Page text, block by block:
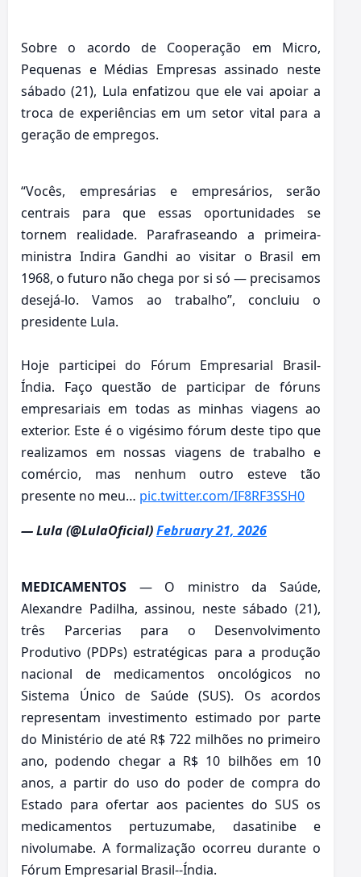
Sobre o acordo de Cooperação em Micro,
Pequenas e Médias Empresas assinado neste
sábado (21), Lula enfatizou que ele vai apoiar a
troca de experiências em um setor vital para a
geração de empregos.
“Vocês, empresárias e empresários, serão
centrais para que essas oportunidades se
tornem realidade. Parafraseando a primeira-
ministra Indira Gandhi ao visitar o Brasil em
1968, o futuro não chega por si só — precisamos
desejá-lo. Vamos ao trabalho”, concluiu o
presidente Lula.
Hoje participei do Fórum Empresarial Brasil-
Índia. Faço questão de participar de fóruns
empresariais em todas as minhas viagens ao
exterior. Este é o vigésimo fórum deste tipo que
realizamos em nossas viagens de trabalho e
comércio, mas nenhum outro esteve tão
presente no meu… pic.twitter.com/IF8RF3SSH0
— Lula (@LulaOficial)February 21, 2026
MEDICAMENTOS — O ministro da Saúde,
Alexandre Padilha, assinou, neste sábado (21),
três Parcerias para o Desenvolvimento
Produtivo (PDPs) estratégicas para a produção
nacional de medicamentos oncológicos no
Sistema Único de Saúde (SUS). Os acordos
representam investimento estimado por parte
do Ministério de até R$ 722 milhões no primeiro
ano, podendo chegar a R$ 10 bilhões em 10
anos, a partir do uso do poder de compra do
Estado para ofertar aos pacientes do SUS os
medicamentos pertuzumabe, dasatinibe e
nivolumabe. A formalização ocorreu durante o
Fórum Empresarial Brasil--Índia.